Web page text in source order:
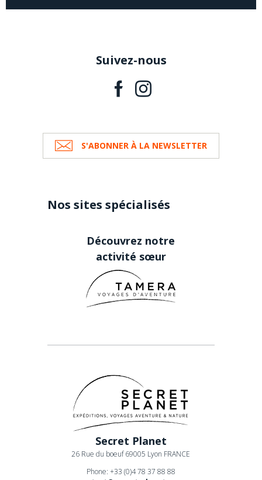
Suivez-nous
S'ABONNER À LA NEWSLETTER
Nos sites spécialisés
Découvrez notre
activité sœur
Secret Planet
26 Rue du boeuf 69005 Lyon FRANCE
Phone: +33 (0)4 78 37 88 88